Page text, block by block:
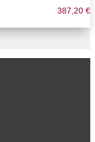
387,20€